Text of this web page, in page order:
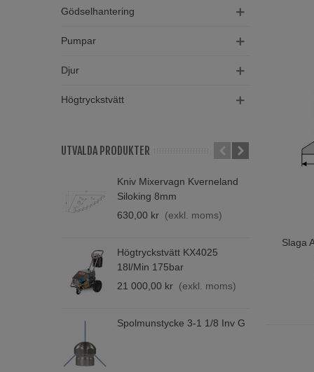
Gödselhantering
Pumpar
Djur
Högtryckstvätt
UTVALDA PRODUKTER
Kniv Mixervagn Kverneland
Siloking 8mm
630,00 kr (exkl. moms)
Högtryckstvätt KX4025
18l/min 175bar
21 000,00 kr (exkl. moms)
Spolmunstycke 3-1 1/8 Inv G
Lägg
Slaga